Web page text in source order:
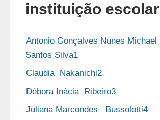
instituição escolar
Antonio Gonçalves Nunes Michael
Santos Silva1
Claudia  Nakanichi2
Débora Inácia  Ribeiro3
Juliana Marcondes   Bussolotti4